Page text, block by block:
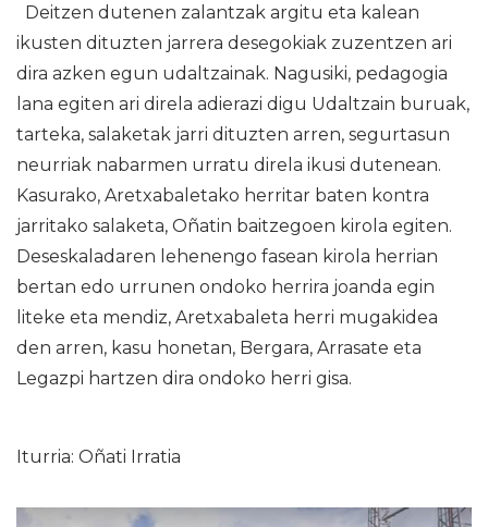
Deitzen dutenen zalantzak argitu eta kalean
ikusten dituzten jarrera desegokiak zuzentzen ari
dira azken egun udaltzainak. Nagusiki, pedagogia
lana egiten ari direla adierazi digu Udaltzain buruak,
tarteka, salaketak jarri dituzten arren, segurtasun
neurriak nabarmen urratu direla ikusi dutenean.
Kasurako, Aretxabaletako herritar baten kontra
jarritako salaketa, Oñatin baitzegoen kirola egiten.
Deseskaladaren lehenengo fasean kirola herrian
bertan edo urrunen ondoko herrira joanda egin
liteke eta mendiz, Aretxabaleta herri mugakidea
den arren, kasu honetan, Bergara, Arrasate eta
Legazpi hartzen dira ondoko herri gisa.
Iturria: Oñati Irratia